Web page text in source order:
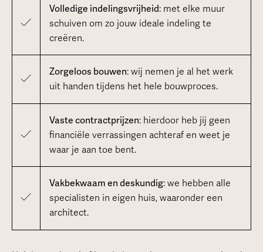
Volledige indelingsvrijheid: met elke muur
schuiven om zo jouw ideale indeling te
creëren.
Zorgeloos bouwen: wij nemen je al het werk
uit handen tijdens het hele bouwproces.
Vaste contractprijzen: hierdoor heb jij geen
financiële verrassingen achteraf en weet je
waar je aan toe bent.
Vakbekwaam en deskundig: we hebben alle
specialisten in eigen huis, waaronder een
architect.